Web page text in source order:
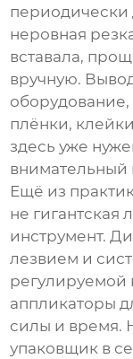
периодически
неровная
вставала,
вручную.
плёнки,
здесь уже
внимательный
Ещё из
не гигантская
инструмент.
лезвием и
регулируемой
аппликаторы
силы и время.
упаковщик в